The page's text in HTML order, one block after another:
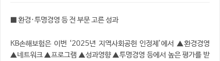
■ 환경·투명경영 등 전 부문 고른 성과
KB손해보험은 이번 ‘2025년 지역사회공헌 인정제’에서 ▲환경경영
▲네트워크 ▲프로그램 ▲성과영향 ▲투명경영 등에서 높은 평가를 받